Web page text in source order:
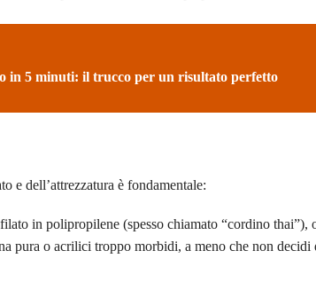
in 5 minuti: il trucco per un risultato perfetto
e dell’attrezzatura è fondamentale:
in polipropilene (spesso chiamato “cordino thai”),
pura o acrilici troppo morbidi, a meno che non decidi